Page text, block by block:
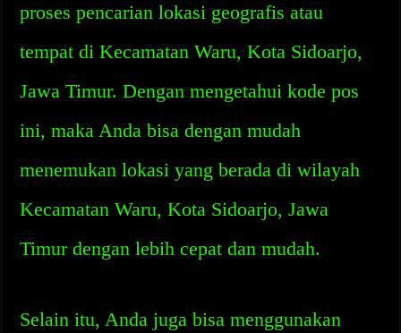
proses pencarian lokasi geografis atau
tempat di Kecamatan Waru, Kota Sidoarjo,
Jawa Timur. Dengan mengetahui kode pos
ini, maka Anda bisa dengan mudah
menemukan lokasi yang berada di wilayah
Kecamatan Waru, Kota Sidoarjo, Jawa
Timur dengan lebih cepat dan mudah.
Selain itu, Anda juga bisa menggunakan